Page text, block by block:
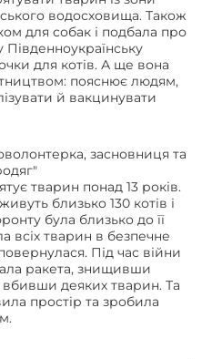
водосховища. Також
для собак і подбала про
Південноукраїнську
для котів. А ще вона
пояснює людям,
й вакцинувати
засновниця та
тварин понад 13 років.
близько 130 котів і
була близько до її
всіх тварин в безпечне
Під час війни
ракета, знищивши
вбивши деяких тварин. Та
простір та зробила